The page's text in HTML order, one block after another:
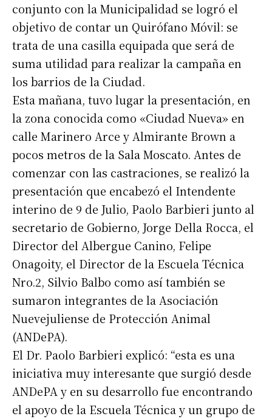
conjunto con la Municipalidad se logró el
objetivo de contar un Quirófano Móvil: se
trata de una casilla equipada que será de
suma utilidad para realizar la campaña en
los barrios de la Ciudad.
Esta mañana, tuvo lugar la presentación, en
la zona conocida como «Ciudad Nueva» en
calle Marinero Arce y Almirante Brown a
pocos metros de la Sala Moscato. Antes de
comenzar con las castraciones, se realizó la
presentación que encabezó el Intendente
interino de 9 de Julio, Paolo Barbieri junto al
secretario de Gobierno, Jorge Della Rocca, el
Director del Albergue Canino, Felipe
Onagoity, el Director de la Escuela Técnica
Nro.2, Silvio Balbo como así también se
sumaron integrantes de la Asociación
Nuevejuliense de Protección Animal
(ANDePA).
El Dr. Paolo Barbieri explicó: “esta es una
iniciativa muy interesante que surgió desde
ANDePA y en su desarrollo fue encontrando
el apoyo de la Escuela Técnica y un grupo de